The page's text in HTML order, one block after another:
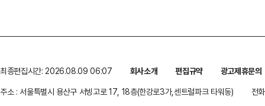
최종편집시간: 2026.08.09 06:07 회사소개 편집규약
광고제휴문의
주소 : 서울특별시 용산구 서빙고로 17, 18층(한강로3가,센트럴파크 타워동)
전